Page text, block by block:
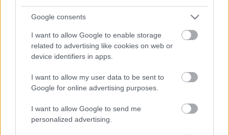
Google consents
I want to allow Google to enable storage
related to advertising like cookies on web or
device identifiers in apps.
I want to allow my user data to be sent to
Google for online advertising purposes.
I want to allow Google to send me
personalized advertising.
triunfadores de la jornada 25 de
Comunio y podrían revalorizarse
Posible alineación: Rui Silva – Bellerín, Bartra, Pezzella
Canales, Nabil Fekir, Tello (Ruibal) – Borja Iglesias.